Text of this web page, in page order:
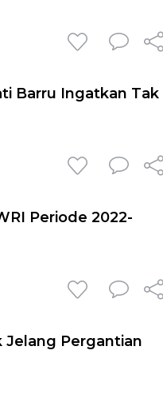
Barru Ingatkan Tak
Periode 2022-
Jelang Pergantian